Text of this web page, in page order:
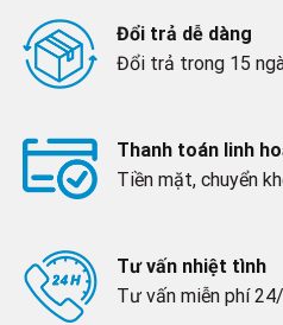
Đổi trả dễ dàng
Đổi trả trong 15
Thanh toán linh
Tiền mặt, chuyển
Tư vấn nhiệt tình
Tư vấn miễn phí